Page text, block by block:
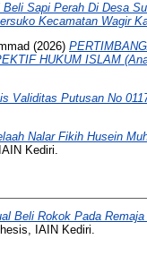
Sapi Perah Di Desa
Kecamatan Wagir
(2026)
HUKUM ISLAM
Validitas Putusan No
Nalar Fikih Husein
Kediri.
Beli Rokok Pada
IAIN Kediri.